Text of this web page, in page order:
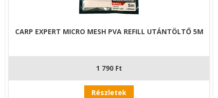
CARP EXPERT MICRO MESH PVA REFILL UTÁNTÖLTŐ 5M
1 790 Ft
Részletek